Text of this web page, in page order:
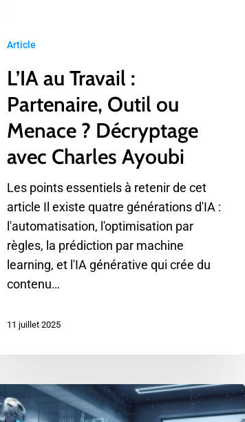
Article
L’IA au Travail :
Partenaire, Outil ou
Menace ? Décryptage
avec Charles Ayoubi
Les points essentiels à retenir de cet
article Il existe quatre générations d'IA :
l'automatisation, l'optimisation par
règles, la prédiction par machine
learning, et l'IA générative qui crée du
contenu…
11 juillet 2025